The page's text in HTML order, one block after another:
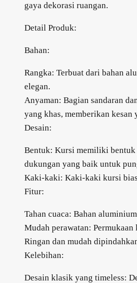
gaya dekorasi ruangan.
Detail Produk:
Bahan:
Rangka: Terbuat dari bahan
elegan.
Anyaman: Bagian sandaran
yang khas, memberikan
Desain:
Bentuk: Kursi memiliki bentuk
dukungan yang baik untuk
Kaki-kaki: Kaki-kaki kursi
Fitur:
Tahan cuaca: Bahan
Mudah perawatan:
Ringan dan mudah
Kelebihan:
Desain klasik yang timeless: